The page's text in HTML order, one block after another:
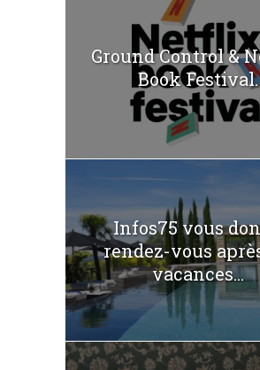
Ground Control &
Book Festival.
Infos75 vous
rendez-vous
vacances...